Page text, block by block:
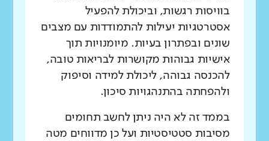
בוויסות רגשות, וביכולת להפעיל
אסטרטגיות יעילות להתמודדות עם מצבים
שונים ובפתרון בעיות. מיומנויות תוך
אישיות גבוהות מקושרות לבריאות טובה,
להכנסה גבוהה, ליכולת למידה וסיפוק
ולהפחתה בהתנהגויות סיכון.
בממד זה לא היה ניתן לחשב תחומים
מסיבות סטטיסטיות ועל כן מדווחים מטה